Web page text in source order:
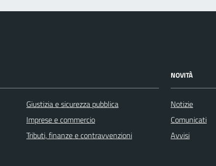
Giustizia e sicurezza pubblica
Imprese e commercio
Tributi, finanze e contravvenzioni
NOVITÀ
Notizie
Comunicati
Avvisi